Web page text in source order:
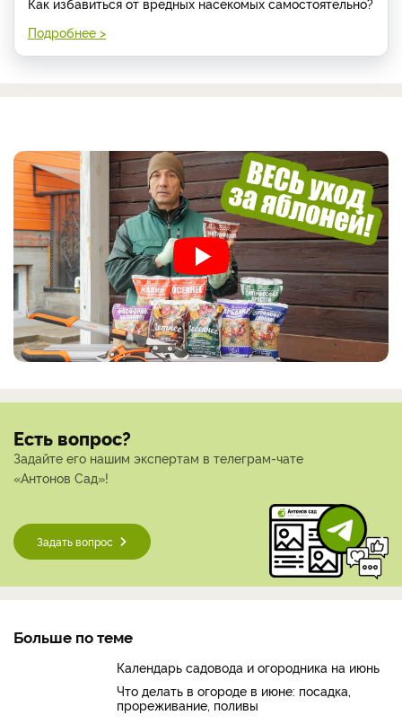
Подробнее >
Есть вопрос?
Задайте его нашим экспертам в телеграм-чате
«Антонов Сад»!
Задать вопрос
Больше по теме
Календарь садовода и огородника на июнь
Что делать в огороде в июне: посадка,
прореживание, поливы